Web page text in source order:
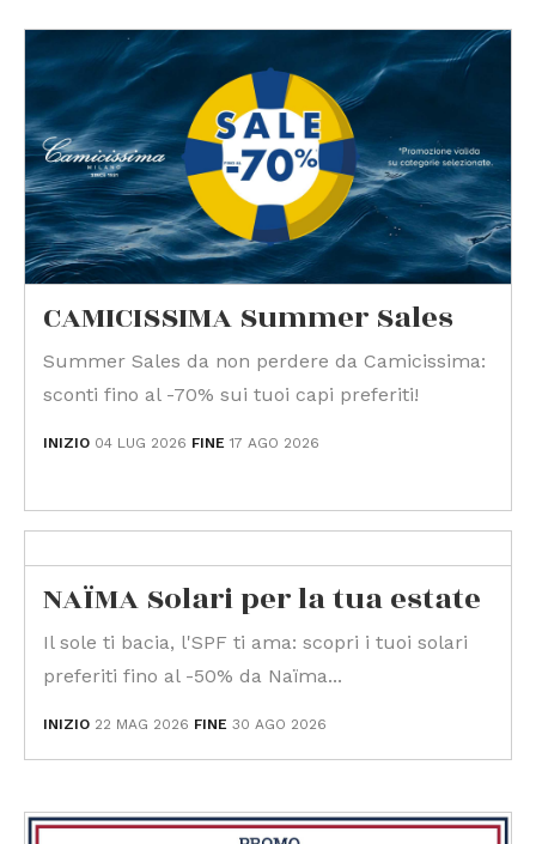
CAMICISSIMA Summer Sales
Summer Sales da non perdere da Camicissima:
sconti fino al -70% sui tuoi capi preferiti!
INIZIO 04 LUG 2026 FINE 17 AGO 2026
NAÏMA Solari per la tua estate
Il sole ti bacia, l'SPF ti ama: scopri i tuoi solari
preferiti fino al -50% da Naïma...
INIZIO 22 MAG 2026 FINE 30 AGO 2026